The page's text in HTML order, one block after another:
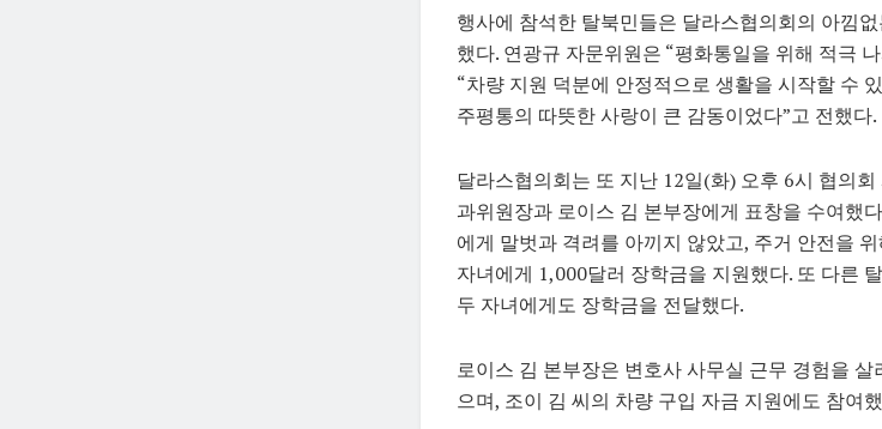
행사에 참석한 탈북민들은 달라스협의회의 아낌
했다. 연광규 자문위원은 “평화통일을 위해 적극
“차량 지원 덕분에 안정적으로 생활을 시작할 수
주평통의 따뜻한 사랑이 큰 감동이었다”고 전했다.
달라스협의회는 또 지난 12일(화) 오후 6시 협의
과위원장과 로이스 김 본부장에게 표창을 수여했
에게 말벗과 격려를 아끼지 않았고, 주거 안전을
자녀에게 1,000달러 장학금을 지원했다. 또 다른
두 자녀에게도 장학금을 전달했다.
로이스 김 본부장은 변호사 사무실 근무 경험을
으며, 조이 김 씨의 차량 구입 자금 지원에도 참여